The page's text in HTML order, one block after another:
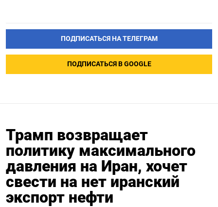
ПОДПИСАТЬСЯ НА ТЕЛЕГРАМ
ПОДПИСАТЬСЯ В GOOGLE
Трамп возвращает
политику максимального
давления на Иран, хочет
свести на нет иранский
экспорт нефти